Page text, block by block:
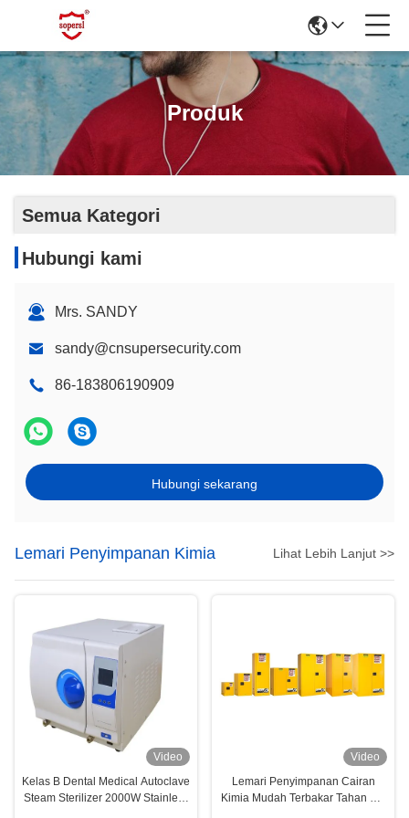
Produk
Semua Kategori
Hubungi kami
Mrs. SANDY
sandy@cnsupersecurity.com
86-183806190909
Hubungi sekarang
Lemari Penyimpanan Kimia Lihat Lebih Lanjut >>
Video
Kelas B Dental Medical Autoclave
Steam Sterilizer 2000W Stainless
Video
Lemari Penyimpanan Cairan
Kimia Mudah Terbakar Tahan Api